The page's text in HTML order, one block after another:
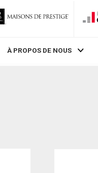
À PROPOS DE NOUS